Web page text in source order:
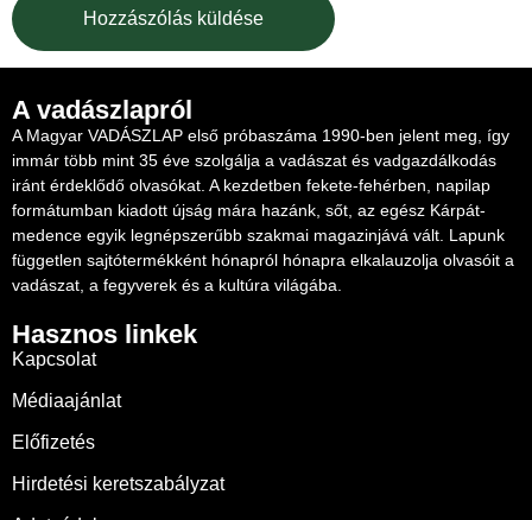
A vadászlapról
A Magyar VADÁSZLAP első próbaszáma 1990-ben jelent meg, így
immár több mint 35 éve szolgálja a vadászat és vadgazdálkodás
iránt érdeklődő olvasókat. A kezdetben fekete-fehérben, napilap
formátumban kiadott újság mára hazánk, sőt, az egész Kárpát-
medence egyik legnépszerűbb szakmai magazinjává vált. Lapunk
független sajtótermékként hónapról hónapra elkalauzolja olvasóit a
vadászat, a fegyverek és a kultúra világába.
Hasznos linkek
Kapcsolat
Médiaajánlat
Előfizetés
Hirdetési keretszabályzat